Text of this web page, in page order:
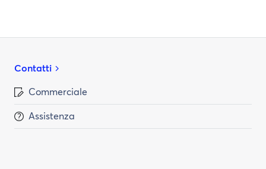
Contatti
Commerciale
Assistenza